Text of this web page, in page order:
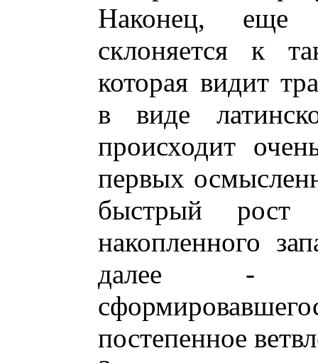
Наконец, еще
склоняется к
которая видит
в виде
происходит
первых
быстрый рост
накопленного
далее -
постепенное